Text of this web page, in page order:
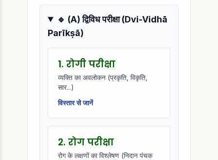
🔹 (A) द्विविध परीक्षा (Dvi-Vidhā
Parīkṣā)
1. रोगी परीक्षा
व्यक्ति का अवलोकन (प्रकृति, विकृति,
सार...)
विस्तार से जानें
2. रोग परीक्षा
रोग के लक्षणों का विश्लेषण (निदान पंचक